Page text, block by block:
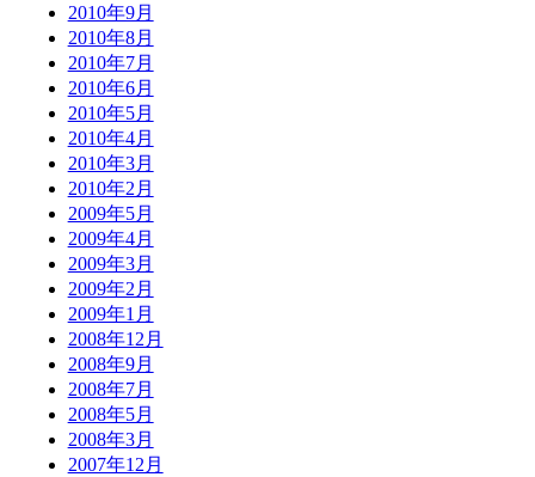
2010年9月
2010年8月
2010年7月
2010年6月
2010年5月
2010年4月
2010年3月
2010年2月
2009年5月
2009年4月
2009年3月
2009年2月
2009年1月
2008年12月
2008年9月
2008年7月
2008年5月
2008年3月
2007年12月